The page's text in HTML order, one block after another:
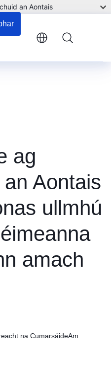
an Aontais
ag
Aontais
ullmhú
amach
na CumarsáideAm